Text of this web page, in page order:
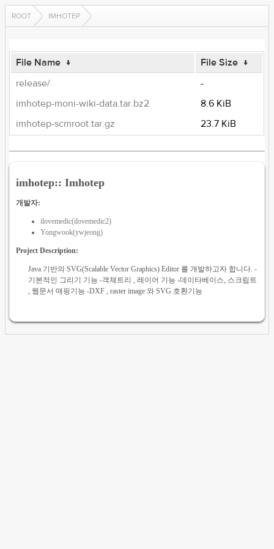
ROOT IMHOTEP
File Name ↓ File Size ↓
release/
-
imhotep-moni-wiki-data.tar.bz2
8.6 KiB
imhotep-scmroot.tar.gz
23.7 KiB
imhotep:: Imhotep
개발자:
ilovemedic(ilovemedic2)
Yongwook(ywjeong)
Project Description:
Java 기반의 SVG(Scalable Vector Graphics) Editor 를 개발하고자 합니다. -
기본적인 그리기 기능 -객체트리 , 레이어 기능 -데이타베이스, 스크립트
, 웹문서 매핑기능 -DXF , raster image 와 SVG 호환기능